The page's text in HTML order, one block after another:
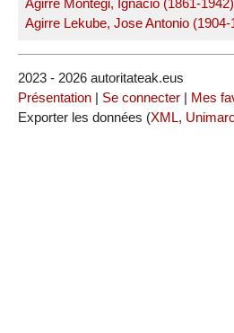
Agirre Montegi, Ignacio (1861-1942)
Agirre Lekube, Jose Antonio (1904-
2023 - 2026 autoritateak.eus
Présentation | Se connecter | Mes
Exporter les données (XML,